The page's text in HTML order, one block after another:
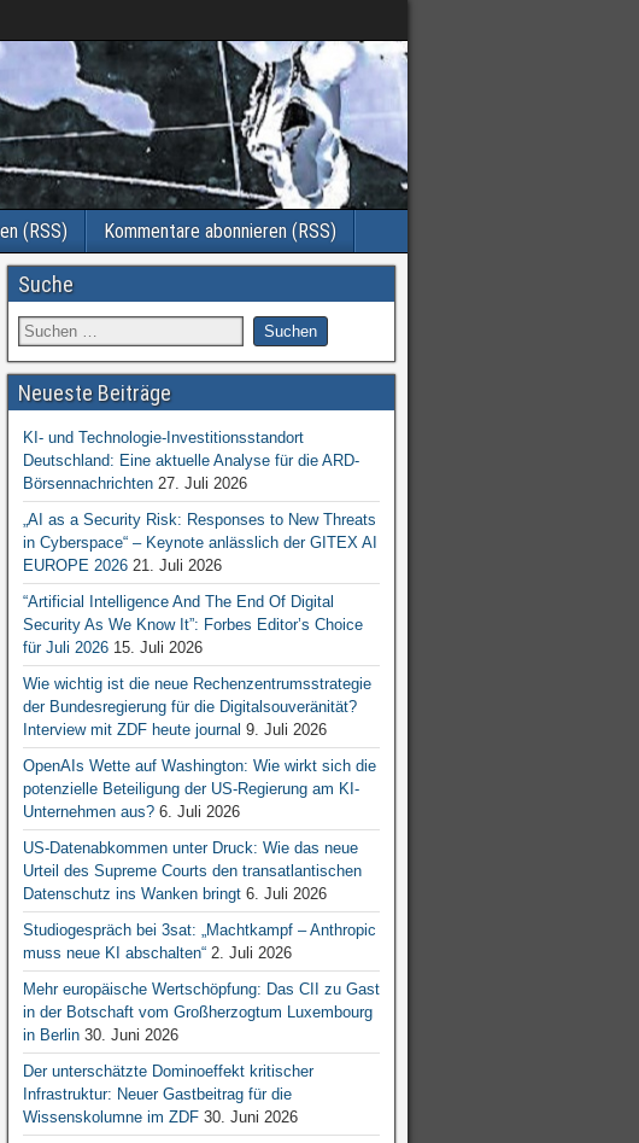
(RSS) Kommentare abonnieren (RSS)
Suche
Neueste Beiträge
KI- und Technologie-Investitionsstandort
Deutschland: Eine aktuelle Analyse für die ARD-
Börsennachrichten 27. Juli 2026
„AI as a Security Risk: Responses to New Threats
in Cyberspace“ – Keynote anlässlich der GITEX AI
EUROPE 2026 21. Juli 2026
“Artificial Intelligence And The End Of Digital
Security As We Know It”: Forbes Editor’s Choice
für Juli 2026 15. Juli 2026
Wie wichtig ist die neue Rechenzentrumsstrategie
der Bundesregierung für die Digitalsouveränität?
Interview mit ZDF heute journal 9. Juli 2026
OpenAIs Wette auf Washington: Wie wirkt sich die
potenzielle Beteiligung der US-Regierung am KI-
Unternehmen aus? 6. Juli 2026
US-Datenabkommen unter Druck: Wie das neue
Urteil des Supreme Courts den transatlantischen
Datenschutz ins Wanken bringt 6. Juli 2026
Studiogespräch bei 3sat: „Machtkampf – Anthropic
muss neue KI abschalten“ 2. Juli 2026
Mehr europäische Wertschöpfung: Das CII zu Gast
in der Botschaft vom Großherzogtum Luxembourg
in Berlin 30. Juni 2026
Der unterschätzte Dominoeffekt kritischer
Infrastruktur: Neuer Gastbeitrag für die
Wissenskolumne im ZDF 30. Juni 2026